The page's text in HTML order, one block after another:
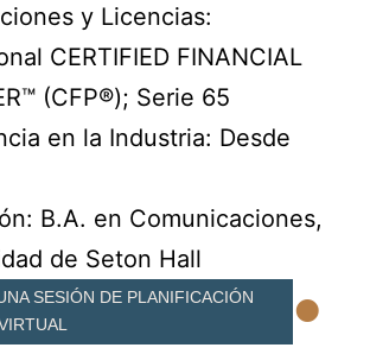
y Licencias:
CERTIFIED FINANCIAL
(CFP®); Serie 65
en la Industria: Desde
B.A. en Comunicaciones,
de Seton Hall
SESIÓN DE PLANIFICACIÓN
•